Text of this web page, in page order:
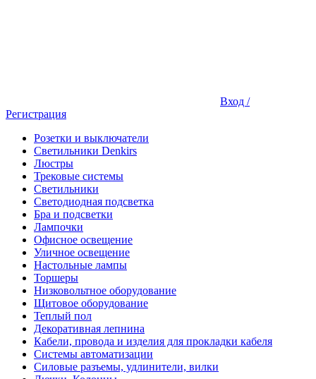
Вход /
Регистрация
Розетки и выключатели
Светильники Denkirs
Люстры
Трековые системы
Светильники
Светодиодная подсветка
Бра и подсветки
Лампочки
Офисное освещение
Уличное освещение
Настольные лампы
Торшеры
Низковольтное оборудование
Щитовое оборудование
Теплый пол
Декоративная лепнина
Кабели, провода и изделия для прокладки кабеля
Системы автоматизации
Силовые разъемы, удлинители, вилки